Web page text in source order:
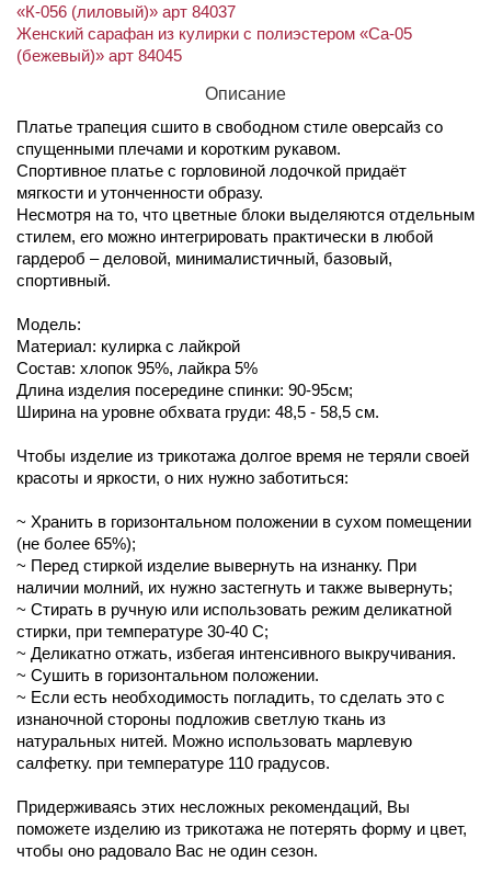
«К-056 (лиловый)» арт 84037
Женский сарафан из кулирки с полиэстером «Са-05
(бежевый)» арт 84045
Описание
Платье трапеция сшито в свободном стиле оверсайз со
спущенными плечами и коротким рукавом.
Спортивное платье с горловиной лодочкой придаёт
мягкости и утонченности образу.
Несмотря на то, что цветные блоки выделяются отдельным
стилем, его можно интегрировать практически в любой
гардероб – деловой, минималистичный, базовый,
спортивный.
Модель:
Материал: кулирка с лайкрой
Состав: хлопок 95%, лайкра 5%
Длина изделия посередине спинки: 90-95см;
Ширина на уровне обхвата груди: 48,5 - 58,5 см.
Чтобы изделие из трикотажа долгое время не теряли своей
красоты и яркости, о них нужно заботиться:
~ Хранить в горизонтальном положении в сухом помещении
(не более 65%);
~ Перед стиркой изделие вывернуть на изнанку. При
наличии молний, их нужно застегнуть и также вывернуть;
~ Стирать в ручную или использовать режим деликатной
стирки, при температуре 30-40 С;
~ Деликатно отжать, избегая интенсивного выкручивания.
~ Сушить в горизонтальном положении.
~ Если есть необходимость погладить, то сделать это с
изнаночной стороны подложив светлую ткань из
натуральных нитей. Можно использовать марлевую
салфетку. при температуре 110 градусов.
Придерживаясь этих несложных рекомендаций, Вы
поможете изделию из трикотажа не потерять форму и цвет,
чтобы оно радовало Вас не один сезон.